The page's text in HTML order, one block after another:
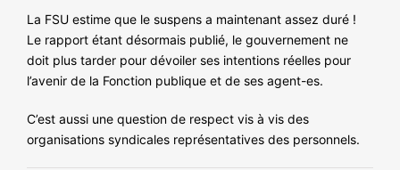
La FSU estime que le suspens a maintenant assez duré !
Le rapport étant désormais publié, le gouvernement ne
doit plus tarder pour dévoiler ses intentions réelles pour
l’avenir de la Fonction publique et de ses agent-es.
C’est aussi une question de respect vis à vis des
organisations syndicales représentatives des personnels.